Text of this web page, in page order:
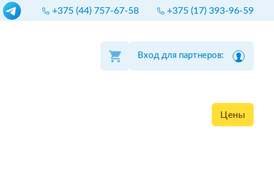
+375 (44) 757-67-58 +375 (17) 393-96-59
Вход для партнеров:
Цены